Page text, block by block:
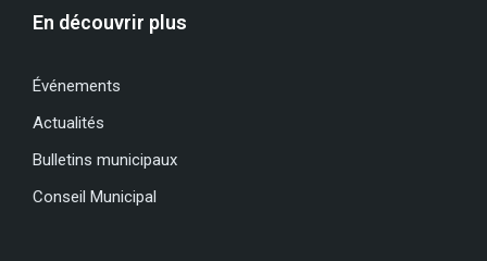
En découvrir plus
Événements
Actualités
Bulletins municipaux
Conseil Municipal